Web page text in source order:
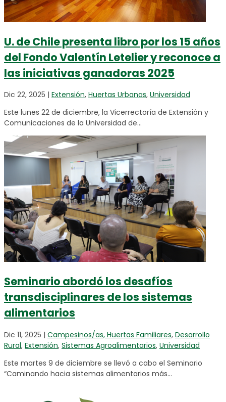
U. de Chile presenta libro por los 15 años
del Fondo Valentín Letelier y reconoce a
las iniciativas ganadoras 2025
Dic 22, 2025 | Extensión, Huertas Urbanas, Universidad
Este lunes 22 de diciembre, la Vicerrectoría de Extensión y
Comunicaciones de la Universidad de...
Seminario abordó los desafíos
transdisciplinares de los sistemas
alimentarios
Dic 11, 2025 | Campesinos/as, Huertas Familiares, Desarrollo
Rural, Extensión, Sistemas Agroalimentarios, Universidad
Este martes 9 de diciembre se llevó a cabo el Seminario
“Caminando hacia sistemas alimentarios más...